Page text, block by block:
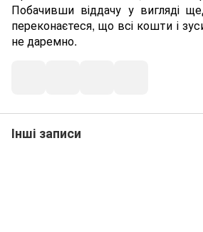
Побачивши віддачу у вигляді
переконаєтеся, що всі кошти і
не даремно.
Інші записи